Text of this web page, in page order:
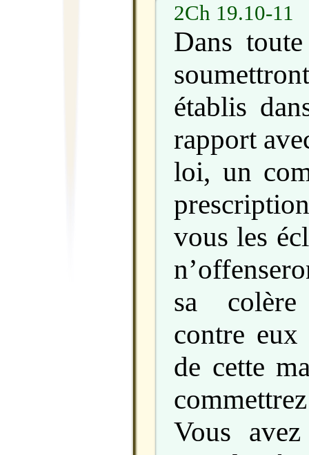
2Ch 19.10-11
Dans
établis
rapport
loi, un
vous les
sa
contre eux
de cette
Vous